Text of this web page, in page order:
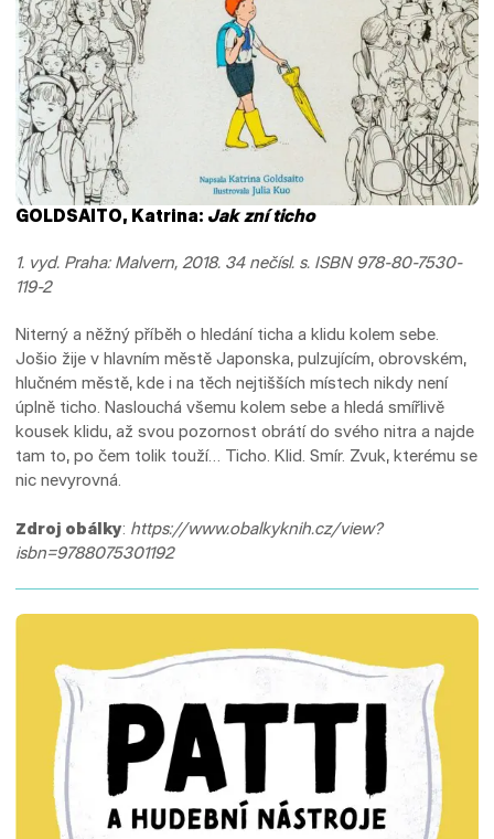
GOLDSAITO, Katrina: Jak zní ticho
1. vyd. Praha: Malvern, 2018. 34 nečísl. s. ISBN 978-80-7530-
119-2
Niterný a něžný příběh o hledání ticha a klidu kolem sebe.
Jošio žije v hlavním městě Japonska, pulzujícím, obrovském,
hlučném městě, kde i na těch nejtišších místech nikdy není
úplně ticho. Naslouchá všemu kolem sebe a hledá smířlivě
kousek klidu, až svou pozornost obrátí do svého nitra a najde
tam to, po čem tolik touží… Ticho. Klid. Smír. Zvuk, kterému se
nic nevyrovná.
Zdroj obálky: https://www.obalkyknih.cz/view?
isbn=9788075301192